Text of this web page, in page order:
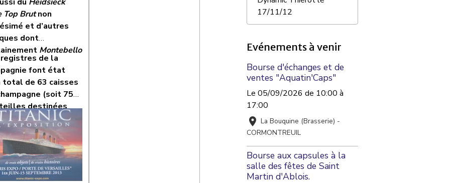
Top Brutnon
et d’autres
dont
Montebello
de la
font état
total de 63 caisses
(soit 756
destinées
500 passagers de
et 2ème classe sur
de traversée)
17/11/12
Evénements à venir
Bourse d'échanges et de
ventes "Aquatin'Caps"
Le 05/09/2026 de 10:00 à
17:00
La Bouquine (Brasserie) -
CORMONTREUIL
Bourse aux capsules à la
salle des fêtes de Saint
Martin d'Ablois.